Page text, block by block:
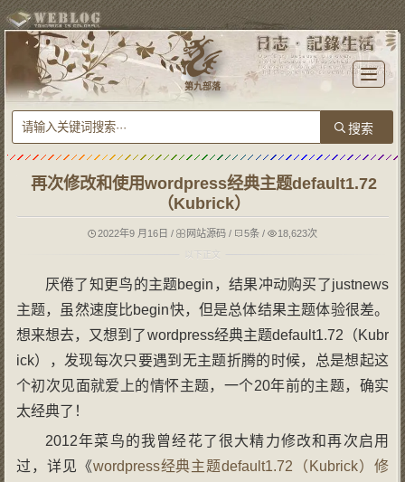
T
o
l
e
n
a
t
第九部落
再次修改和使用wordpress经典主题default1.72
（Kubrick）
2022年9 月16日 / 网站源码/ 5条/ 18,623次
厌倦了知更鸟的主题begin，结果冲动购买了justnews
主题，虽然速度比begin快，但是总体结果主题体验很差。
想来想去，又想到了wordpress经典主题default1.72（Kubr
ick），发现每次只要遇到无主题折腾的时候，总是想起这
个初次见面就爱上的情怀主题，一个20年前的主题，确实
太经典了！
2012年菜鸟的我曾经花了很大精力修改和再次启用
过，详见《wordpress经典主题default1.72（Kubrick）修